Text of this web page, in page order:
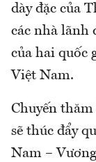
dày đặc của
các nhà lãnh
của hai quốc
Việt Nam.
Chuyến
sẽ thúc đẩy
Nam –